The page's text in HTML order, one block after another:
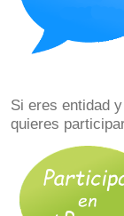
Si eres entidad y
quieres